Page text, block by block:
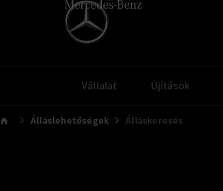
Vállalat Újítások
Álláslehetőségek Álláskeresés